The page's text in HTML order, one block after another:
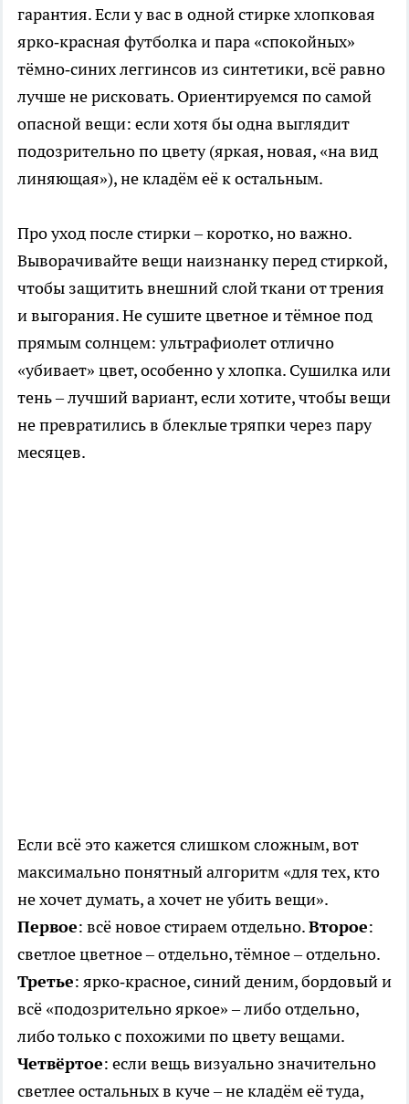
гарантия. Если у вас в одной стирке хлопковая
ярко‑красная футболка и пара «спокойных»
тёмно‑синих леггинсов из синтетики, всё равно
лучше не рисковать. Ориентируемся по самой
опасной вещи: если хотя бы одна выглядит
подозрительно по цвету (яркая, новая, «на вид
линяющая»), не кладём её к остальным.
Про уход после стирки – коротко, но важно.
Выворачивайте вещи наизнанку перед стиркой,
чтобы защитить внешний слой ткани от трения
и выгорания. Не сушите цветное и тёмное под
прямым солнцем: ультрафиолет отлично
«убивает» цвет, особенно у хлопка. Сушилка или
тень – лучший вариант, если хотите, чтобы вещи
не превратились в блеклые тряпки через пару
месяцев.
Если всё это кажется слишком сложным, вот
максимально понятный алгоритм «для тех, кто
не хочет думать, а хочет не убить вещи».
Первое: всё новое стираем отдельно.Второе:
светлое цветное – отдельно, тёмное – отдельно.
Третье: ярко‑красное, синий деним, бордовый и
всё «подозрительно яркое» – либо отдельно,
либо только с похожими по цвету вещами.
Четвёртое: если вещь визуально значительно
светлее остальных в куче – не кладём её туда,